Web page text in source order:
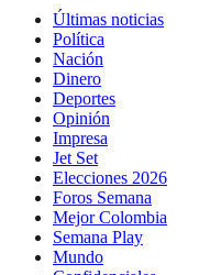
Últimas noticias
Política
Nación
Dinero
Deportes
Opinión
Impresa
Jet Set
Elecciones 2026
Foros Semana
Mejor Colombia
Semana Play
Mundo